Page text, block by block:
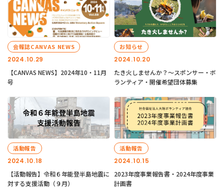
2024.10.29
会報誌CANVAS NEWS
【CANVAS NEWS】2024年10・11月
号
2024.10.20
お知らせ
たき火しませんか？～スポンサー・ボ
ランティア・開催希望団体募集
2024.10.18
活動報告
【活動報告】令和６年能登半島地震に
対する支援活動（９月）
2024.10.15
活動報告
2023年度事業報告書・2024年度事業
計画書